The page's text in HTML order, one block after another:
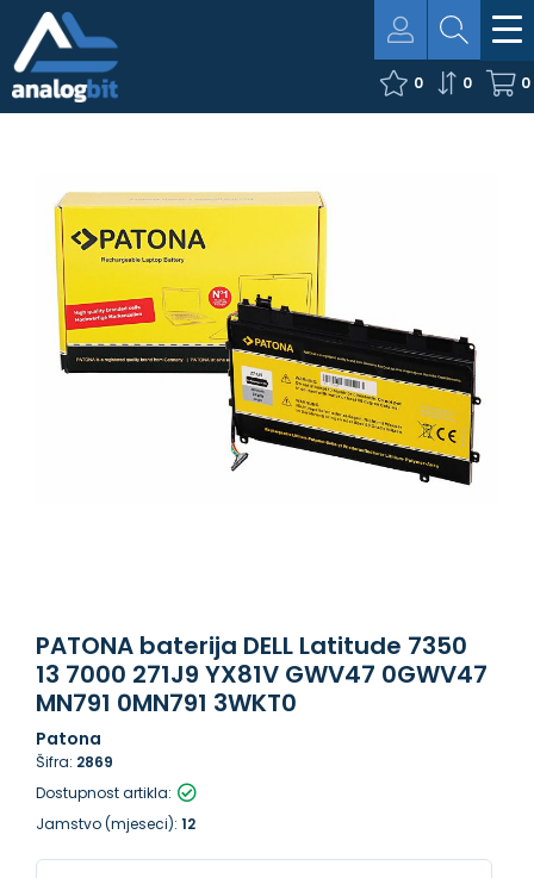
0
0
0
PATONA baterija DELL Latitude 7350
13 7000 271J9 YX81V GWV47 0GWV47
MN791 0MN791 3WKT0
Patona
Šifra: 2869
Dostupnost artikla:
Jamstvo (mjeseci): 12